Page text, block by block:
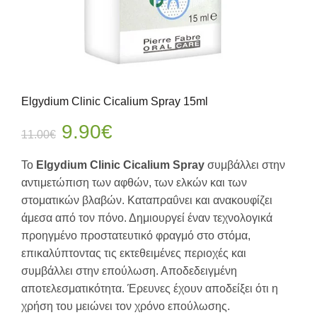
Elgydium Clinic Cicalium Spray 15ml
11.00€ Original
price
was:
11.00€.
9.90€
τρέχουσα
τιμή
είναι:
9.90€.
Το Elgydium Clinic Cicalium Spray συμβάλλει στην
αντιμετώπιση των αφθών, των ελκών και των
στοματικών βλαβών. Καταπραΰνει και ανακουφίζει
άμεσα από τον πόνο. Δημιουργεί έναν τεχνολογικά
προηγμένο προστατευτικό φραγμό στο στόμα,
επικαλύπτοντας τις εκτεθειμένες περιοχές και
συμβάλλει στην επούλωση. Αποδεδειγμένη
αποτελεσματικότητα. Έρευνες έχουν αποδείξει ότι η
χρήση του μειώνει τον χρόνο επούλωσης.